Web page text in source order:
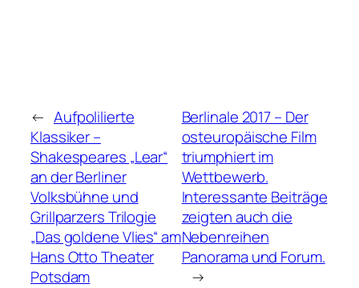
← Aufpolilierte
Klassiker –
Shakespeares „Lear“
an der Berliner
Volksbühne und
Grillparzers Trilogie
„Das goldene Vlies“ am
Hans Otto Theater
Potsdam
Berlinale 2017 – Der
osteuropäische Film
triumphiert im
Wettbewerb.
Interessante Beiträge
zeigten auch die
Nebenreihen
Panorama und Forum.
→